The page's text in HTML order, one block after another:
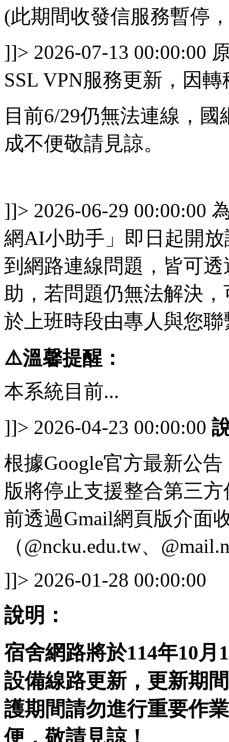
(此期間收發信服務暫停
]]> 2026-07-13 00:00:00
SSL VPN服務更新，因
目前6/29仍無法連線，
成不便敬請見諒。
]]> 2026-06-29 00:00:00
網AI小助手」即日起開
到網路連線問題，皆可
助，若問題仍無法解決
於上班時段由專人與您聯
⚠️溫馨提醒：
本系統目前...
]]> 2026-04-23 00:00:00
根據Google官方最新公告
版將停止支援整合第三
前透過Gmail網頁版介面
（@ncku.edu.tw、
]]> 2026-01-28 00:00:00
說明：
宿舍網路將於114年10月
設備線路更新，更新期
護期間請勿進行重要作
便，敬請見諒！